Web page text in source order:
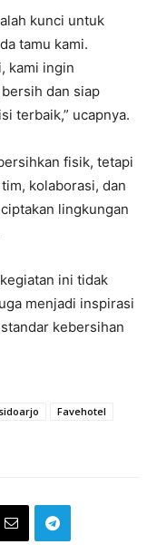
kunci untuk
tamu kami.
kami ingin
dan siap
terbaik,” ucapnya.
fisik, tetapi
kolaborasi, dan
lingkungan
ini tidak
menjadi inspirasi
kebersihan
Favehotel